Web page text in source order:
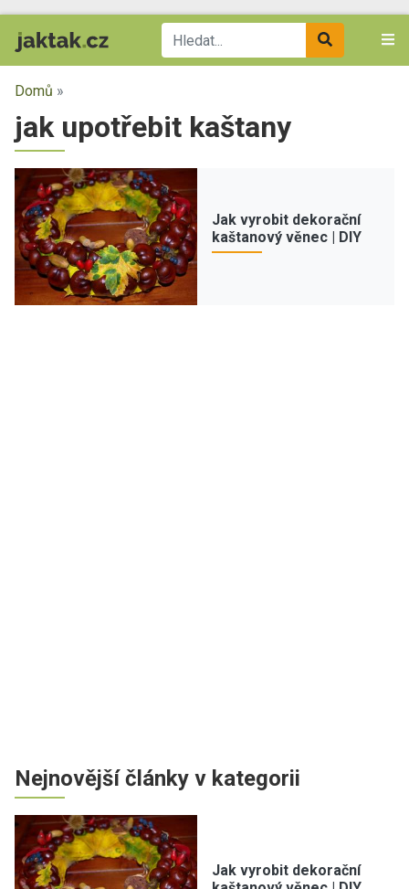
Domů »
jak upotřebit kaštany
Jak vyrobit dekorační
kaštanový věnec | DIY
Nejnovější články v kategorii
Jak vyrobit dekorační